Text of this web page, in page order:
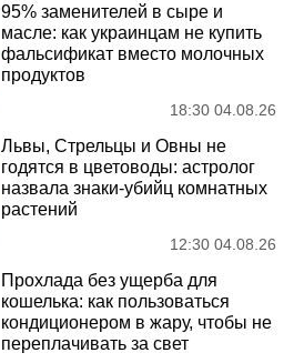
95% заменителей в сыре и
масле: как украинцам не купить
фальсификат вместо молочных
продуктов
18:30 04.08.26
Львы, Стрельцы и Овны не
годятся в цветоводы: астролог
назвала знаки-убийц комнатных
растений
12:30 04.08.26
Прохлада без ущерба для
кошелька: как пользоваться
кондиционером в жару, чтобы не
переплачивать за свет